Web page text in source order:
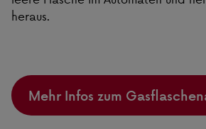
heraus.
Mehr Infos zum